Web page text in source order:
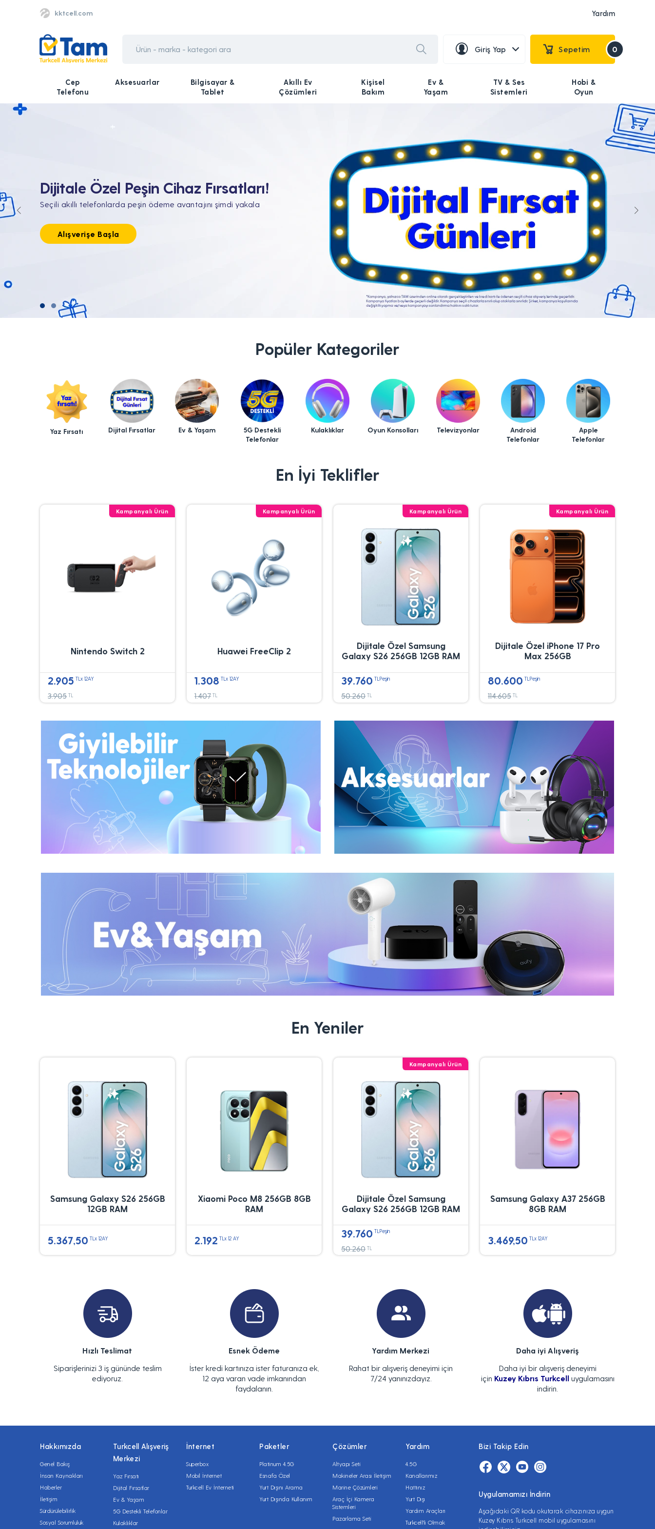
kktcell.com Yardım
Giriş Yap Sepetim 0
Cep
Telefonu
Aksesuarlar
Bilgisayar &
Tablet
Akıllı Ev
Çözümleri
Kişisel
Bakım
Ev &
Yaşam
TV & Ses
Sistemleri
Hobi &
Oyun
Tüm Teknolojik İhtiyaçların Tam'da
Popüler Kategoriler
Yaz Fırsatı Dijital Fırsatlar Ev & Yaşam
5G Destekli
Telefonlar
Kulaklıklar Oyun Konsolları Televizyonlar
Android
Telefonlar
Apple
Telefonlar
En İyi Teklifler
Kampanyalı Ürün
Nintendo Switch 2
2.905 TLx 12AY
3.905 TL
Kampanyalı Ürün
Huawei FreeClip 2
1.308 TLx 12AY
1.407 TL
Kampanyalı Ürün
Dijitale Özel Samsung
Galaxy S26 256GB 12GB RAM
39.760 TLPeşin
50.260 TL
Kampanyalı Ürün
Dijitale Özel iPhone 17 Pro
Max 256GB
80.600 TLPeşin
114.605 TL
En Yeniler
Samsung Galaxy S26 256GB
12GB RAM
5.367,50 TLx 12AY
Xiaomi Poco M8 256GB 8GB
RAM
2.192 TLx 12 AY
Kampanyalı Ürün
Dijitale Özel Samsung
Galaxy S26 256GB 12GB RAM
39.760 TLPeşin
50.260 TL
Samsung Galaxy A37 256GB
8GB RAM
3.469,50 TLx 12AY
Hızlı Teslimat
Siparişlerinizi 3 iş gününde teslim
ediyoruz.
Esnek Ödeme
İster kredi kartınıza ister faturanıza ek,
12 aya varan vade imkanından
faydalanın.
Yardım Merkezi
Rahat bir alışveriş deneyimi için
7/24 yanınızdayız.
Daha iyi Alışveriş
Daha iyi bir alışveriş deneyimi
için Kuzey Kıbrıs Turkcell uygulamasını
indirin.
Hakkımızda
Genel Bakış
İnsan Kaynakları
Haberler
İletişim
Sürdürülebilirlik
Sosyal Sorumluluk
Turkcell Alışveriş
Merkezi
Yaz Fırsatı
Dijital Fırsatlar
Ev & Yaşam
5G Destekli Telefonlar
Kulaklıklar
İnternet
Superbox
Mobil İnternet
Turkcell Ev İnterneti
Paketler
Platinum 4.5G
Esnafa Özel
Yurt Dışını Arama
Yurt Dışında Kullanım
Çözümler
Altyapı Seti
Makineler Arası İletişim
Marine Çözümleri
Araç İçi Kamera
Sistemleri
Pazarlama Seti
Yardım
4.5G
Kanallarımız
Hattınız
Yurt Dışı
Yardım Araçları
Turkcell'li Olmak
Bizi Takip Edin
Uygulamamızı İndirin
Aşağıdaki QR kodu okutarak cihazınıza uygun
Kuzey Kıbrıs Turkcell mobil uygulamasını